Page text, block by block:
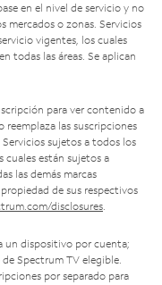
en el nivel de servicio y no
mercados o zonas. Servicios
vigentes, los cuales
todas las áreas. Se aplican
para ver contenido a
reemplaza las suscripciones
sujetos a todos los
cuales están sujetos a
las demás marcas
de sus respectivos
disclosures.
un dispositivo por cuenta;
Spectrum TV elegible.
por separado para